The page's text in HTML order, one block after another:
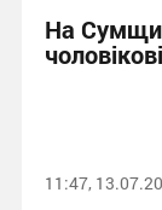
На
11:47,